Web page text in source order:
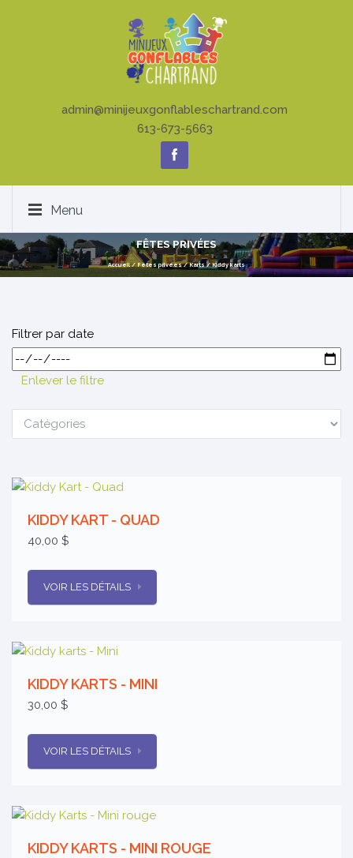
admin@minijeuxgonflableschartrand.com
613-673-5663
Menu
FÊTES PRIVÉES
Accueil/Fêtes privées/Karts/Kiddy karts
Filtrer par date
Enlever le filtre
KIDDY KART - QUAD
40,00 $
VOIR LES DÉTAILS
KIDDY KARTS - MINI
30,00 $
VOIR LES DÉTAILS
KIDDY KARTS - MINI ROUGE